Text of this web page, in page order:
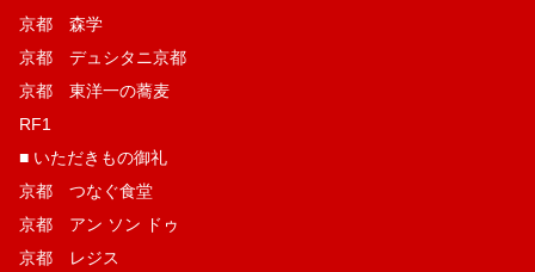
京都 森学
京都 デュシタニ京都
京都 東洋一の蕎麦
RF1
■ いただきもの御礼
京都 つなぐ食堂
京都 アン ソン ドゥ
京都 レジス